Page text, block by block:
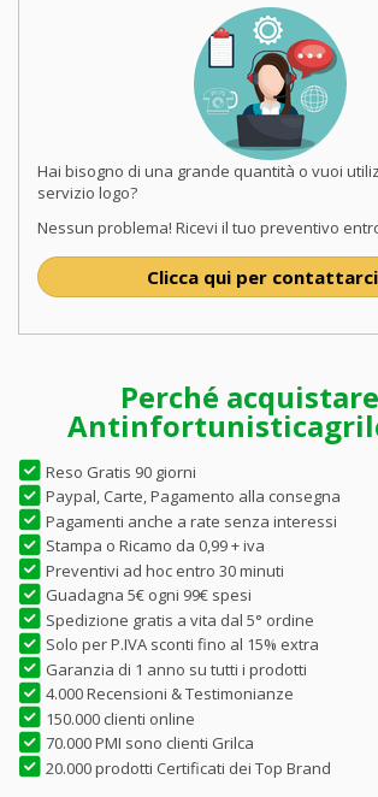
Hai bisogno di una grande quantità o vuoi
servizio logo?
Nessun problema! Ricevi il tuo preventivo
Clicca qui per
Perché
Reso Gratis 90 giorni
Paypal, Carte, Pagamento alla consegna
Pagamenti anche a rate senza interessi
Stampa o Ricamo da 0,99 + iva
Preventivi ad hoc entro 30 minuti
Guadagna 5€ ogni 99€ spesi
Spedizione gratis a vita dal 5° ordine
Solo per P.IVA sconti fino al 15% extra
Garanzia di 1 anno su tutti i prodotti
4.000 Recensioni & Testimonianze
150.000 clienti online
70.000 PMI sono clienti Grilca
20.000 prodotti Certificati dei Top Brand